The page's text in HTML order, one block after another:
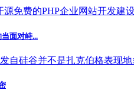
源免费的PHP企业网站开发建
面对峙...
自硅谷并不是扎克伯格表现